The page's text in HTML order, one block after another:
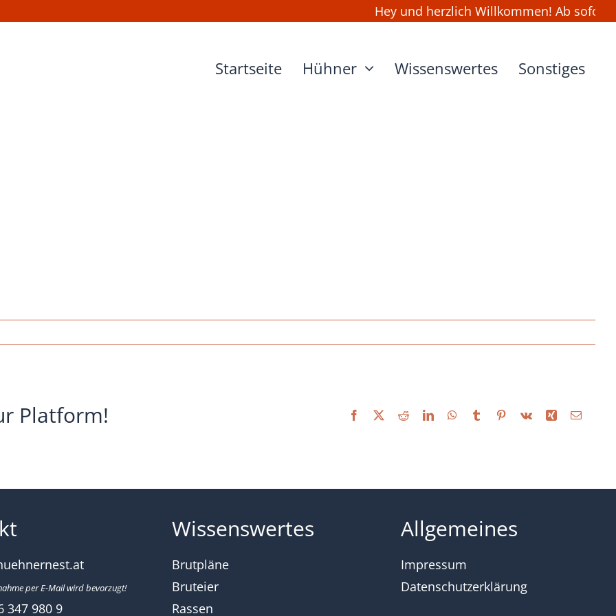
Hey und herzlich Willkommen! Ab sofort
Startseite Hühner Wissenswertes Sonstiges
Platform! Facebook RedditLinkedInWhatsApp
Tumblr Pinterest
Vk Xing Email
per E-Mail wird bevorzugt!
347 980 9
Wissenswertes
Brutpläne
Bruteier
Rassen
Allgemeines
Impressum
Datenschutzerklärung